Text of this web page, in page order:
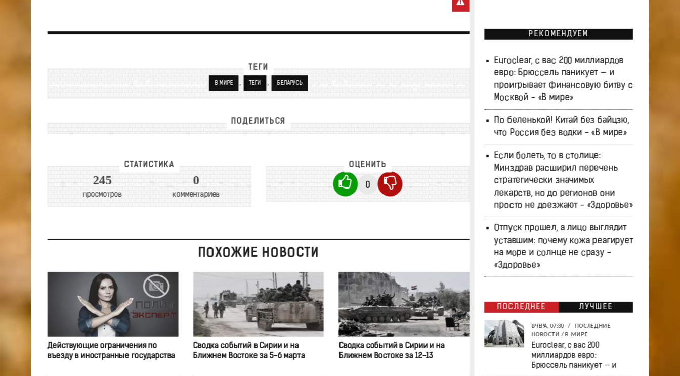
ТЕГИ
В МИРЕ , ТЕГИ , БЕЛАРУСЬ
ПОДЕЛИТЬСЯ
СТАТИСТИКА
245
просмотров
0
комментариев
ОЦЕНИТЬ
0
ПОХОЖИЕ НОВОСТИ
Действующие ограничения по
въезду в иностранные государства
Сводка событий в Сирии и на
Ближнем Востоке за 5-6 марта
Сводка событий в Сирии и на
Ближнем Востоке за 12-13
РЕКОМЕНДУЕМ
Euroclear, с вас 200 миллиардов
евро: Брюссель паникует — и
проигрывает финансовую битву с
Москвой - «В мире»
По беленькой! Китай без байцзю,
что Россия без водки - «В мире»
Если болеть, то в столице:
Минздрав расширил перечень
стратегически значимых
лекарств, но до регионов они
просто не доезжают - «Здоровье»
Отпуск прошел, а лицо выглядит
уставшим: почему кожа реагирует
на море и солнце не сразу -
«Здоровье»
ПОСЛЕДНЕЕ ЛУЧШЕЕ
ВЧЕРА, 07:30 /
ПОСЛЕДНИЕ
НОВОСТИ / В МИРЕ
Euroclear, с вас 200
миллиардов евро:
Брюссель паникует — и